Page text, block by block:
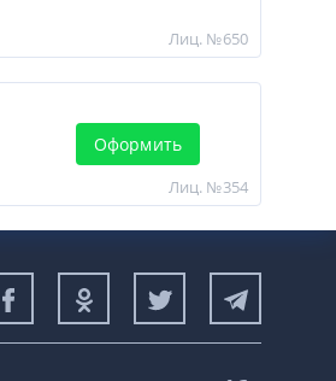
Лиц. №650
Оформить
Лиц. №354